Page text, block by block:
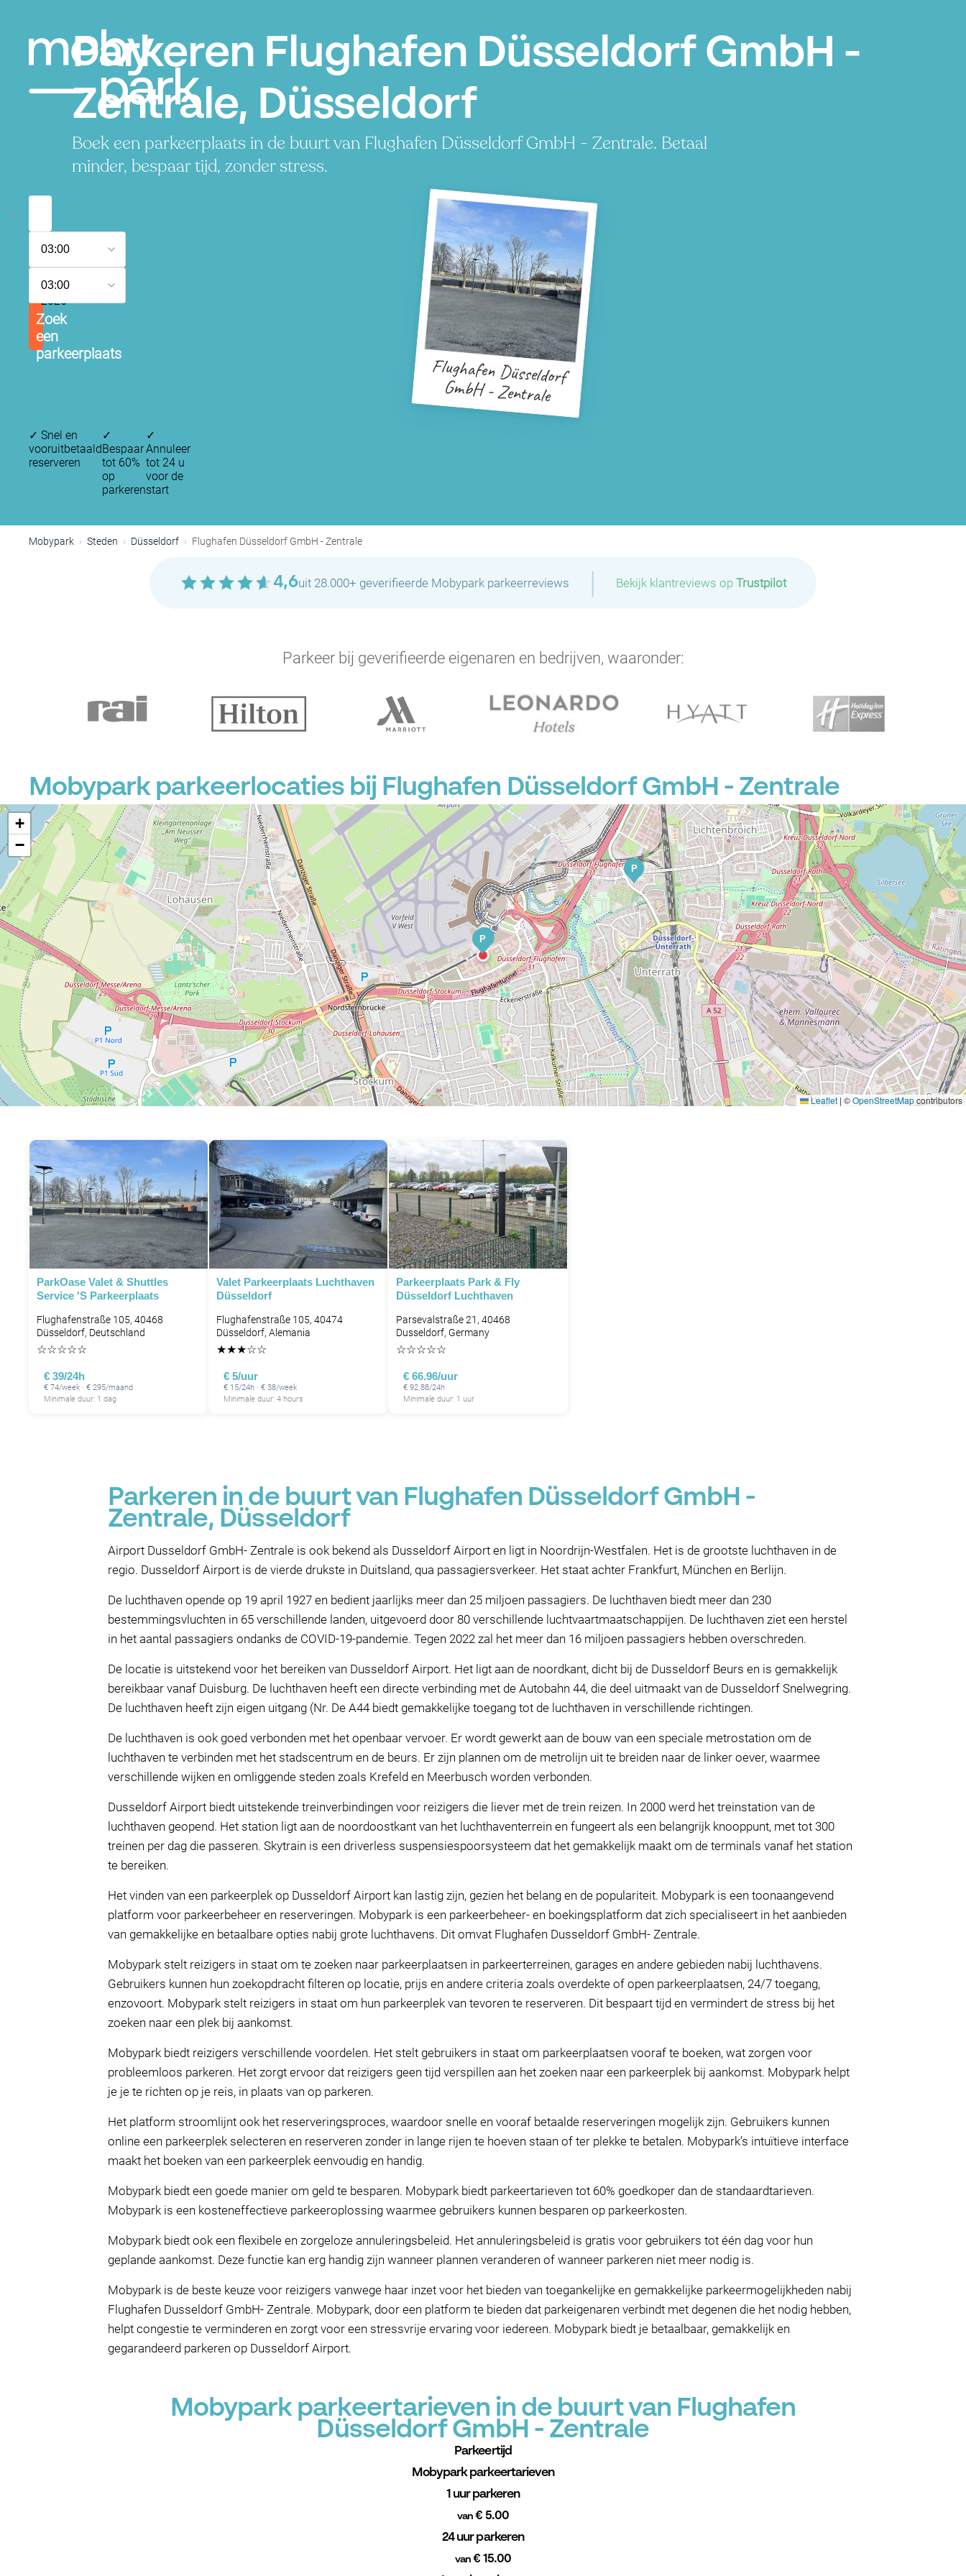
Parkeren Flughafen Düsseldorf GmbH -
Zentrale, Düsseldorf
Boek een parkeerplaats in de buurt van Flughafen Düsseldorf GmbH - Zentrale. Betaal
minder, bespaar tijd, zonder stress.
augustus
2026
03:00
augustus
2026
03:00
Zoek
een
parkeerplaats
Flughafen Düsseldorf
GmbH - Zentrale
✓ Snel en
vooruitbetaald
reserveren
✓
Bespaar
tot 60%
op
parkeren
✓
Annuleer
tot 24 u
voor de
start
Mobypark Steden Düsseldorf Flughafen Düsseldorf GmbH - Zentrale
4,6uit 28.000+ geverifieerde Mobypark parkeerreviews | Bekijk klantreviews op Trustpilot
Parkeer bij geverifieerde eigenaren en bedrijven, waaronder:
Mobypark parkeerlocaties bij Flughafen Düsseldorf GmbH - Zentrale
P
P
P
+
−
Leaflet | ©OpenStreetMapcontributors
ParkOase Valet & Shuttles
Service 's Parkeerplaats
Flughafenstraße 105, 40468
Düsseldorf, Deutschland
☆☆☆☆☆
€ 39/24h
€ 74/week · € 295/maand
Minimale duur: 1 dag
Valet Parkeerplaats Luchthaven
Düsseldorf
Flughafenstraße 105, 40474
Düsseldorf, Alemania
★★★☆☆
€ 5/uur
€ 15/24h · € 38/week
Minimale duur: 4 hours
Parkeerplaats Park & Fly
Düsseldorf Luchthaven
Parsevalstraße 21, 40468
Dusseldorf, Germany
☆☆☆☆☆
€ 66.96/uur
€ 92.88/24h
Minimale duur: 1 uur
Parkeren in de buurt van Flughafen Düsseldorf GmbH -
Zentrale, Düsseldorf
Airport Dusseldorf GmbH- Zentrale is ook bekend als Dusseldorf Airport en ligt in Noordrijn-Westfalen. Het is de grootste luchthaven in de
regio. Dusseldorf Airport is de vierde drukste in Duitsland, qua passagiersverkeer. Het staat achter Frankfurt, München en Berlijn.
De luchthaven opende op 19 april 1927 en bedient jaarlijks meer dan 25 miljoen passagiers. De luchthaven biedt meer dan 230
bestemmingsvluchten in 65 verschillende landen, uitgevoerd door 80 verschillende luchtvaartmaatschappijen. De luchthaven ziet een herstel
in het aantal passagiers ondanks de COVID-19-pandemie. Tegen 2022 zal het meer dan 16 miljoen passagiers hebben overschreden.
De locatie is uitstekend voor het bereiken van Dusseldorf Airport. Het ligt aan de noordkant, dicht bij de Dusseldorf Beurs en is gemakkelijk
bereikbaar vanaf Duisburg. De luchthaven heeft een directe verbinding met de Autobahn 44, die deel uitmaakt van de Dusseldorf Snelwegring.
De luchthaven heeft zijn eigen uitgang (Nr. De A44 biedt gemakkelijke toegang tot de luchthaven in verschillende richtingen.
De luchthaven is ook goed verbonden met het openbaar vervoer. Er wordt gewerkt aan de bouw van een speciale metrostation om de
luchthaven te verbinden met het stadscentrum en de beurs. Er zijn plannen om de metrolijn uit te breiden naar de linker oever, waarmee
verschillende wijken en omliggende steden zoals Krefeld en Meerbusch worden verbonden.
Dusseldorf Airport biedt uitstekende treinverbindingen voor reizigers die liever met de trein reizen. In 2000 werd het treinstation van de
luchthaven geopend. Het station ligt aan de noordoostkant van het luchthaventerrein en fungeert als een belangrijk knooppunt, met tot 300
treinen per dag die passeren. Skytrain is een driverless suspensiespoorsysteem dat het gemakkelijk maakt om de terminals vanaf het station
te bereiken.
Het vinden van een parkeerplek op Dusseldorf Airport kan lastig zijn, gezien het belang en de populariteit. Mobypark is een toonaangevend
platform voor parkeerbeheer en reserveringen. Mobypark is een parkeerbeheer- en boekingsplatform dat zich specialiseert in het aanbieden
van gemakkelijke en betaalbare opties nabij grote luchthavens. Dit omvat Flughafen Dusseldorf GmbH- Zentrale.
Mobypark stelt reizigers in staat om te zoeken naar parkeerplaatsen in parkeerterreinen, garages en andere gebieden nabij luchthavens.
Gebruikers kunnen hun zoekopdracht filteren op locatie, prijs en andere criteria zoals overdekte of open parkeerplaatsen, 24/7 toegang,
enzovoort. Mobypark stelt reizigers in staat om hun parkeerplek van tevoren te reserveren. Dit bespaart tijd en vermindert de stress bij het
zoeken naar een plek bij aankomst.
Mobypark biedt reizigers verschillende voordelen. Het stelt gebruikers in staat om parkeerplaatsen vooraf te boeken, wat zorgen voor
probleemloos parkeren. Het zorgt ervoor dat reizigers geen tijd verspillen aan het zoeken naar een parkeerplek bij aankomst. Mobypark helpt
je je te richten op je reis, in plaats van op parkeren.
Het platform stroomlijnt ook het reserveringsproces, waardoor snelle en vooraf betaalde reserveringen mogelijk zijn. Gebruikers kunnen
online een parkeerplek selecteren en reserveren zonder in lange rijen te hoeven staan of ter plekke te betalen. Mobypark’s intuïtieve interface
maakt het boeken van een parkeerplek eenvoudig en handig.
Mobypark biedt een goede manier om geld te besparen. Mobypark biedt parkeertarieven tot 60% goedkoper dan de standaardtarieven.
Mobypark is een kosteneffectieve parkeeroplossing waarmee gebruikers kunnen besparen op parkeerkosten.
Mobypark biedt ook een flexibele en zorgeloze annuleringsbeleid. Het annuleringsbeleid is gratis voor gebruikers tot één dag voor hun
geplande aankomst. Deze functie kan erg handig zijn wanneer plannen veranderen of wanneer parkeren niet meer nodig is.
Mobypark is de beste keuze voor reizigers vanwege haar inzet voor het bieden van toegankelijke en gemakkelijke parkeermogelijkheden nabij
Flughafen Dusseldorf GmbH- Zentrale. Mobypark, door een platform te bieden dat parkeigenaren verbindt met degenen die het nodig hebben,
helpt congestie te verminderen en zorgt voor een stressvrije ervaring voor iedereen. Mobypark biedt je betaalbaar, gemakkelijk en
gegarandeerd parkeren op Dusseldorf Airport.
Mobypark parkeertarieven in de buurt van Flughafen
Düsseldorf GmbH - Zentrale
Parkeertijd
Mobypark parkeertarieven
1 uur parkeren
van € 5.00
24 uur parkeren
van € 15.00